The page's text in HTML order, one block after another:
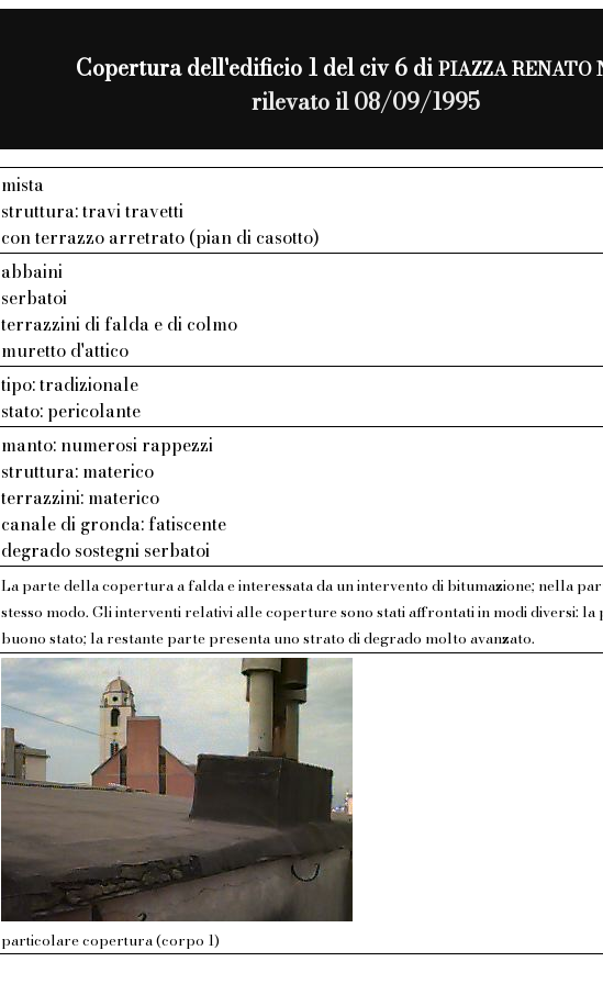
Copertura dell'edificio 1 del civ 6 diPIAZZA RENATO
rilevato il 08/09/1995
mista
struttura: travi travetti
con terrazzo arretrato (pian di casotto)
abbaini
serbatoi
terrazzini di falda e di colmo
muretto d'attico
tipo: tradizionale
stato: pericolante
manto: numerosi rappezzi
struttura: materico
terrazzini: materico
canale di gronda: fatiscente
degrado sostegni serbatoi
La parte della copertura a falda e interessata da un intervento di bitumazione; nella
stesso modo. Gli interventi relativi alle coperture sono stati affrontati in modi diversi:
buono stato; la restante parte presenta uno strato di degrado molto avanzato.
particolare copertura (corpo 1)